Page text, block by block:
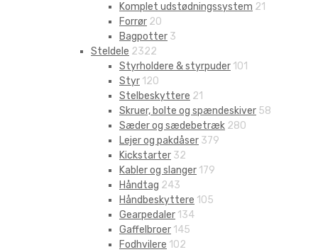
Komplet udstødningssystem 21
Forrør 20
Bagpotter 3
Steldele 2322
Styrholdere & styrpuder 101
Styr 120
Stelbeskyttere 21
Skruer, bolte og spændeskiver 58
Sæder og sædebetræk 280
Lejer og pakdåser 379
Kickstarter 32
Kabler og slanger 179
Håndtag 243
Håndbeskyttere 105
Gearpedaler 134
Gaffelbroer 145
Fodhvilere 102